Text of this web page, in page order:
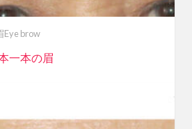
Eye brow
一本の眉